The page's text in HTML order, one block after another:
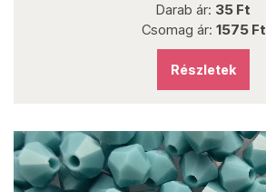
Darab ár: 35 Ft
Csomag ár: 1575 Ft
Részletek